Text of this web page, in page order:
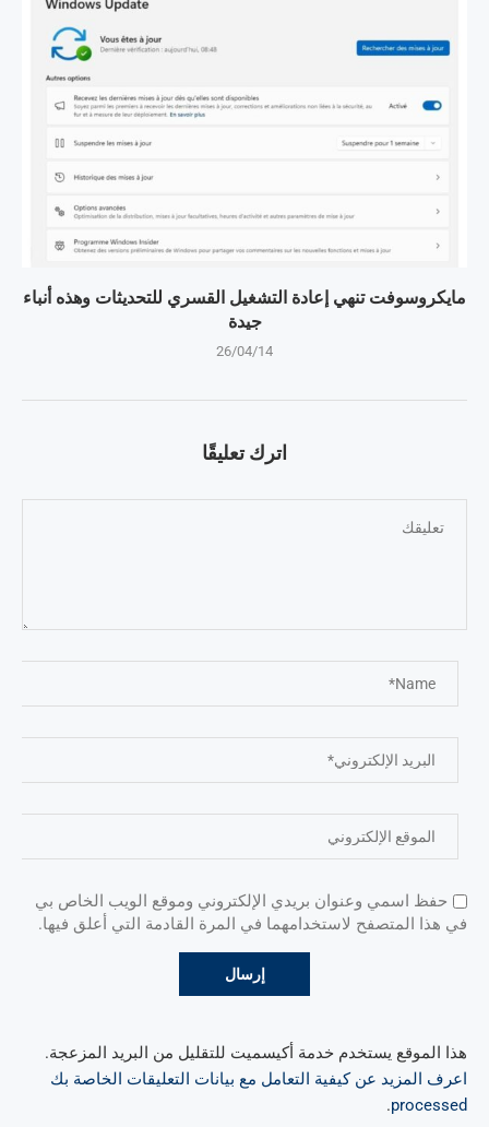
مايكروسوفت تنهي إعادة التشغيل القسري للتحديثات وهذه أنباء
جيدة
26/04/14
اترك تعليقًا
حفظ اسمي وعنوان بريدي الإلكتروني وموقع الويب الخاص بي
في هذا المتصفح لاستخدامهما في المرة القادمة التي أعلق فيها.
هذا الموقع يستخدم خدمة أكيسميت للتقليل من البريد المزعجة.
اعرف المزيد عن كيفية التعامل مع بيانات التعليقات الخاصة بك
processed
.